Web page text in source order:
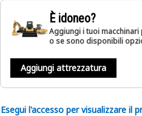
È idoneo?
Aggiungi i tuoi
o se sono disponibili
Aggiungi attrezzatura
Esegui l'accesso per visualizzare il